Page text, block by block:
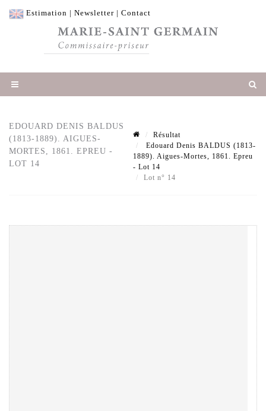
Estimation | Newsletter | Contact
EDOUARD DENIS BALDUS
(1813-1889). AIGUES-
MORTES, 1861. EPREU -
LOT 14
Résultat
Edouard Denis BALDUS (1813-
1889). Aigues-Mortes, 1861. Epreu
- Lot 14
Lot n° 14